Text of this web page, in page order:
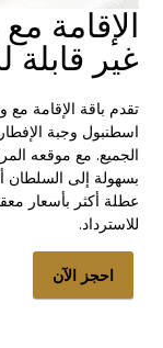
الإقامة
غير قابلة
تقدم باقة الإقامة
اسطنبول وجبة
الجميع. مع موقعه
بسهولة إلى السلطان
عطلة أكثر بأسعار
للاسترداد.
احجز الآن